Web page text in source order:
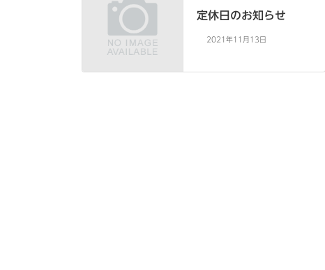
定休日のお知らせ
2021年11月13日